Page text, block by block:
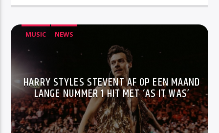
MUSIC NEWS
HARRY STYLES STEVENT AF OP EEN MAAND
LANGE NUMMER 1 HIT MET ‘AS IT WAS’